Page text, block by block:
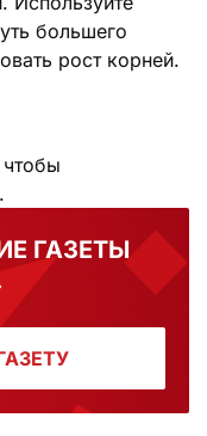
большего
рост корней.
чтобы
ГАЗЕТЫ